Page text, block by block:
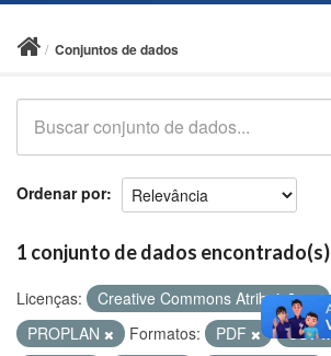
de
no
Conjuntos de dados
Ordenar por
1 conjunto de dados encontrado(s)
Licenças: Creative Commons Atribuição
PROPLAN
Formatos: PDF CSV